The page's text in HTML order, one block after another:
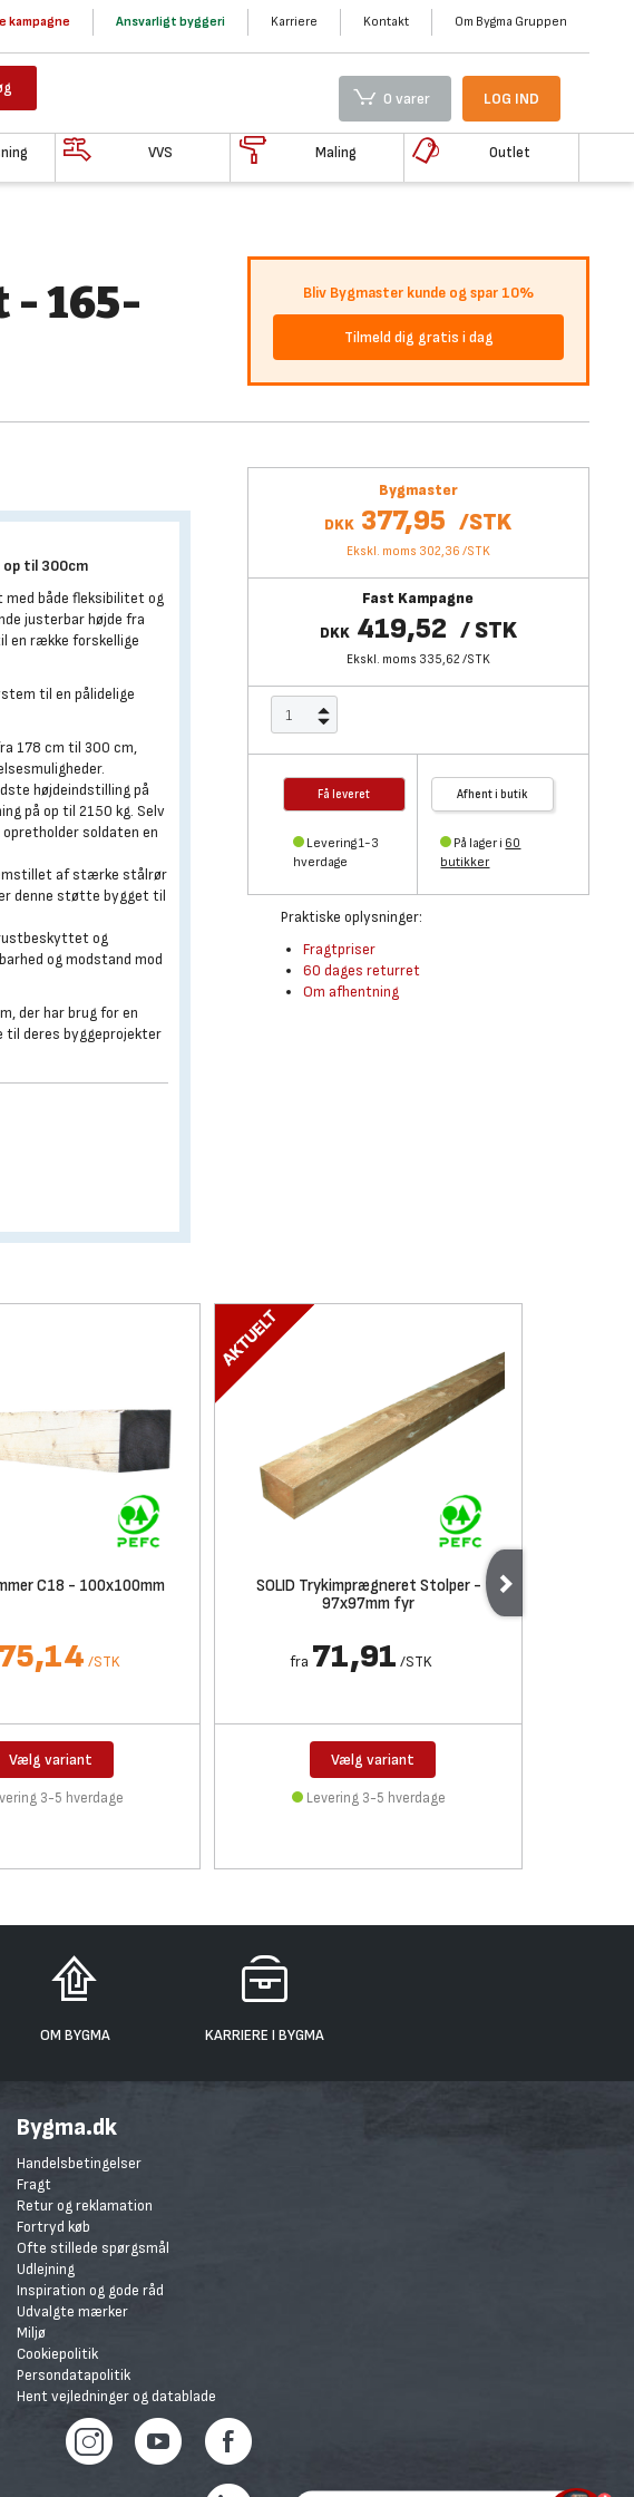
kampagne Ansvarligt byggeri Karriere Kontakt Om Bygma Gruppen
0 varer LOG IND
VVS Maling Outlet
165-
Bliv Bygmaster kunde og spar 10%
Tilmeld dig gratis i dag
Bygmaster
DKK 377,95 /STK
Ekskl. moms 302,36 /STK
Fast Kampagne
DKK 419,52 /STK
Ekskl. moms 335,62 /STK
Få leveret
Levering 1-3
hverdage
Afhent i butik
På lager i 60
butikker
Praktiske oplysninger:
Fragtpriser
60 dages returret
Om afhentning
til 300cm
både fleksibilitet og
justerbar højde fra
en række forskellige
til en pålidelige
178 cm til 300 cm,
højdeindstilling på
på op til 2150 kg. Selv
opretholder soldaten en
af stærke stålrør
denne støtte bygget til
og
og modstand mod
der har brug for en
deres byggeprojekter
C18 - 100x100mm
/STK
Vælg variant
3-5 hverdage
SOLID Trykimprægneret Stolper -
97x97mm fyr
fra 71,91 /STK
Vælg variant
Levering 3-5 hverdage
OM BYGMA KARRIERE I BYGMA
Bygma.dk
Handelsbetingelser
Fragt
Retur og reklamation
Fortryd køb
Ofte stillede spørgsmål
Udlejning
Inspiration og gode råd
Udvalgte mærker
Miljø
Cookiepolitik
Persondatapolitik
Hent vejledninger og datablade